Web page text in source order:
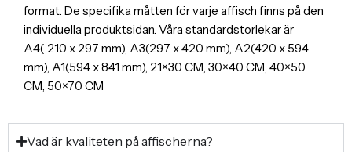
format. De specifika måtten för varje affisch finns på den
individuella produktsidan. Våra standardstorlekar är
A4( 210 x 297 mm), A3(297 x 420 mm), A2(420 x 594
mm), A1(594 x 841 mm), 21×30 CM, 30×40 CM, 40×50
CM, 50×70 CM
Vad är kvaliteten på affischerna?